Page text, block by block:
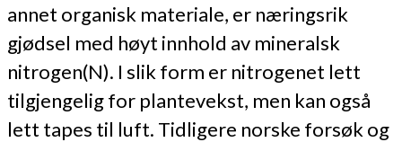
annet organisk materiale, er næringsrik
gjødsel med høyt innhold av mineralsk
nitrogen(N). I slik form er nitrogenet lett
tilgjengelig for plantevekst, men kan også
lett tapes til luft. Tidligere norske forsøk og